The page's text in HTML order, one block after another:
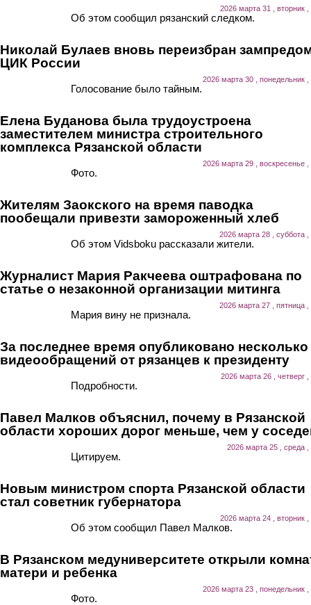
2026 марта 31 , вторник ,
Об этом сообщил рязанский следком.
Николай Булаев вновь переизбран
ЦИК России
2026 марта 30 , понедельник ,
Голосование было тайным.
Елена Буданова была трудоустроена
заместителем министра строительного
комплекса Рязанской области
2026 марта 29 , воскресенье ,
Фото.
Жителям Заокского на время паводка
пообещали привезти замороженный хлеб
2026 марта 28 , суббота ,
Об этом Vidsboku рассказали жители.
Журналист Мария Ракчеева оштрафована по
статье о незаконной организации митинга
2026 марта 27 , пятница ,
Мария вину не признала.
За последнее время опубликовано несколько
видеообращений от рязанцев к президенту
2026 марта 26 , четверг ,
Подробности.
Павел Малков объяснил, почему в Рязанской
области хороших дорог меньше, чем у
2026 марта 25 , среда ,
Цитируем.
Новым министром спорта Рязанской области
стал советник губернатора
2026 марта 24 , вторник ,
Об этом сообщил Павел Малков.
В Рязанском медуниверситете открыли
матери и ребенка
2026 марта 23 , понедельник ,
Фото.